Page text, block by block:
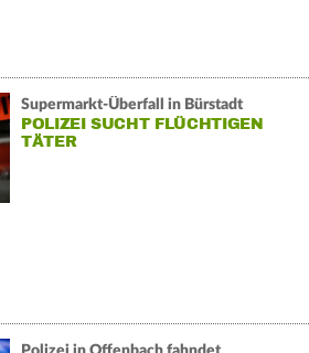
Supermarkt-Überfall in Bürstadt
POLIZEI SUCHT FLÜCHTIGEN
TÄTER